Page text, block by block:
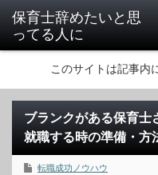
保育士辞めたいと思
ってる人に
このサイトは記事内
ブランクがある保育士
就職する時の準備・方
転職成功ノウハウ